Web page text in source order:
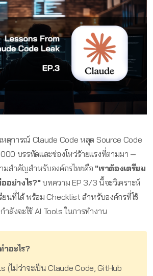
หตุการณ์ Claude Code หลุด Source Code
บรรทัดและช่องโหว่ร้ายแรงที่ตามมา —
มสำคัญสำหรับองค์กรไทยคือ "เราต้องเตรียม
อย่างไร?"บทความ EP 3/3 นี้จะวิเคราะห์
ยนที่ได้ พร้อม Checklist สำหรับองค์กรที่ใช้
ำลังจะใช้ AI Tools ในการทำงาน
อะไร?
(ไม่ว่าจะเป็น Claude Code, GitHub